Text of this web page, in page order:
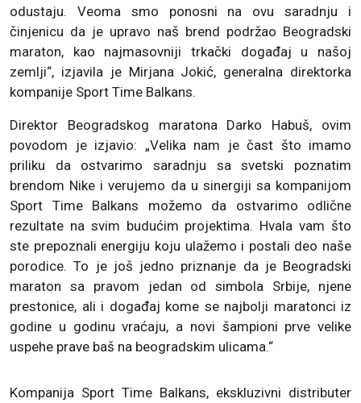
odustaju. Veoma smo ponosni na ovu saradnju i
činjenicu da je upravo naš brend podržao Beogradski
maraton, kao najmasovniji trkački događaj u našoj
zemlji“, izjavila je Mirjana Jokić, generalna direktorka
kompanije Sport Time Balkans.
Direktor Beogradskog maratona Darko Habuš, ovim
povodom je izjavio: „Velika nam je čast što imamo
priliku da ostvarimo saradnju sa svetski poznatim
brendom Nike i verujemo da u sinergiji sa kompanijom
Sport Time Balkans možemo da ostvarimo odlične
rezultate na svim budućim projektima. Hvala vam što
ste prepoznali energiju koju ulažemo i postali deo naše
porodice. To je još jedno priznanje da je Beogradski
maraton sa pravom jedan od simbola Srbije, njene
prestonice, ali i događaj kome se najbolji maratonci iz
godine u godinu vraćaju, a novi šampioni prve velike
uspehe prave baš na beogradskim ulicama.“
Kompanija Sport Time Balkans, ekskluzivni distributer